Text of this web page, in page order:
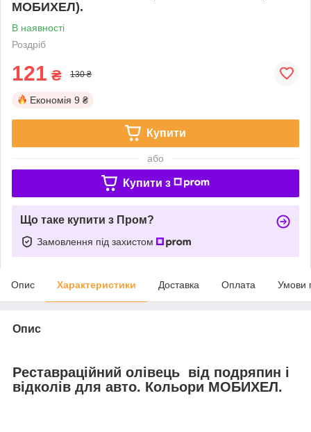
МОБИХЕЛ).
В наявності
Роздріб
121 ₴ 130 ₴
Економія 9 ₴
Купити
або
Купити з
Що таке купити з Пром?
Замовлення під захистом
Опис Характеристики Доставка Оплата Умови
Опис
Реставраційний олівець від подряпин і
відколів для авто. Кольори МОБИХЕЛ.